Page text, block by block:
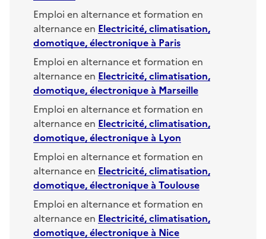
Emploi en alternance et formation en
alternance en Electricité, climatisation,
domotique, électroniqueà Paris
Emploi en alternance et formation en
alternance en Electricité, climatisation,
domotique, électroniqueà Marseille
Emploi en alternance et formation en
alternance en Electricité, climatisation,
domotique, électroniqueà Lyon
Emploi en alternance et formation en
alternance en Electricité, climatisation,
domotique, électroniqueà Toulouse
Emploi en alternance et formation en
alternance en Electricité, climatisation,
domotique, électroniqueà Nice